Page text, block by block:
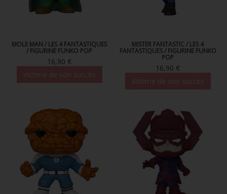
MOLE MAN / LES 4 FANTASTIQUES
/ FIGURINE FUNKO POP
16,90 €
MISTER FANTASTIC / LES 4
FANTASTIQUES / FIGURINE FUNKO
POP
16,90 €